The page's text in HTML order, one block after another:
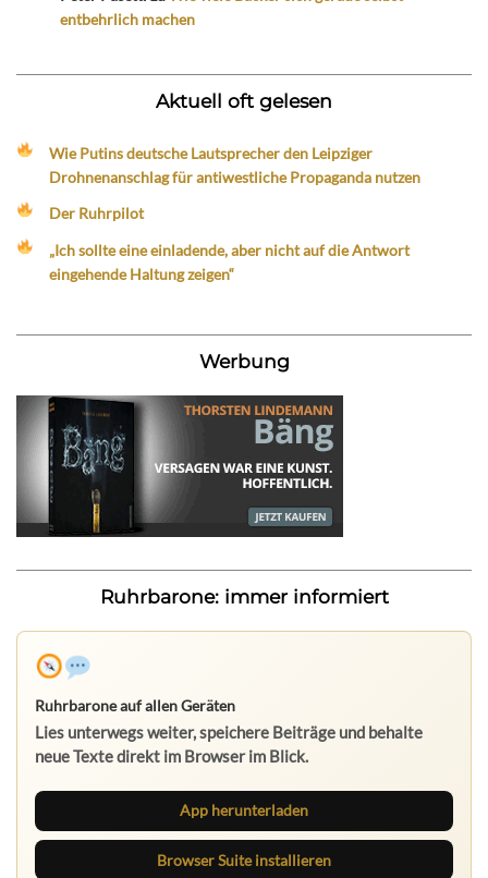
entbehrlich machen
Aktuell oft gelesen
Wie Putins deutsche Lautsprecher den Leipziger
Drohnenanschlag für antiwestliche Propaganda nutzen
Der Ruhrpilot
„Ich sollte eine einladende, aber nicht auf die Antwort
eingehende Haltung zeigen“
Werbung
Ruhrbarone: immer informiert
Ruhrbarone auf allen Geräten
Lies unterwegs weiter, speichere Beiträge und behalte
neue Texte direkt im Browser im Blick.
App herunterladen
Browser Suite installieren